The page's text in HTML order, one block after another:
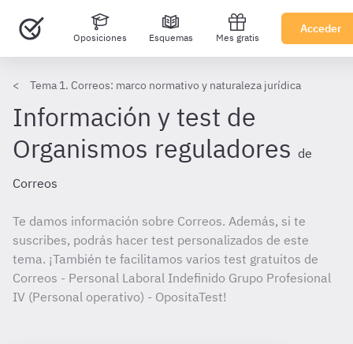
Oposiciones Esquemas Mes gratis
Acceder
Tema 1. Correos: marco normativo y naturaleza jurídica
Información y test de
Organismos reguladores de
Correos
Te damos información sobre Correos. Además, si te
suscribes, podrás hacer test personalizados de este
tema. ¡También te facilitamos varios test gratuitos de
Correos - Personal Laboral Indefinido Grupo Profesional
IV (Personal operativo) - OpositaTest!